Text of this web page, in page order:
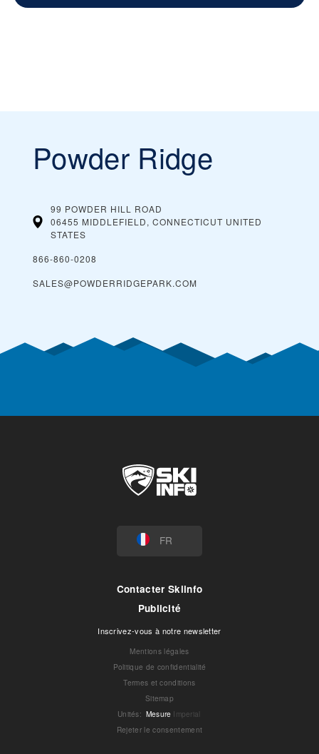
Powder Ridge
99 POWDER HILL ROAD
06455 MIDDLEFIELD, CONNECTICUT UNITED
STATES
866-860-0208
SALES@POWDERRIDGEPARK.COM
FR
Contacter Skiinfo
Publicité
Inscrivez-vous à notre newsletter
Mentions légales
Politique de confidentialité
Termes et conditions
Sitemap
Unités: Mesure Imperial
Rejeter le consentement